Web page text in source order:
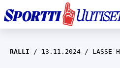
EM-YLEISURHEILU
RALLI 13.11.2024 LASSE